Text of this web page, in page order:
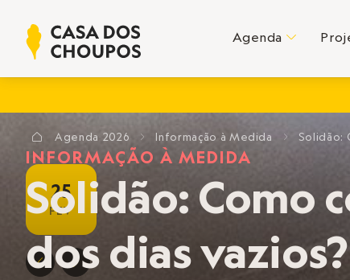
Agenda C
25
FEV
D E
INFORMAÇÃO À MEDIDA
Solidão: Como
dos dias vazios?
? Agenda 2026 E Informação à Medida E Solidão: